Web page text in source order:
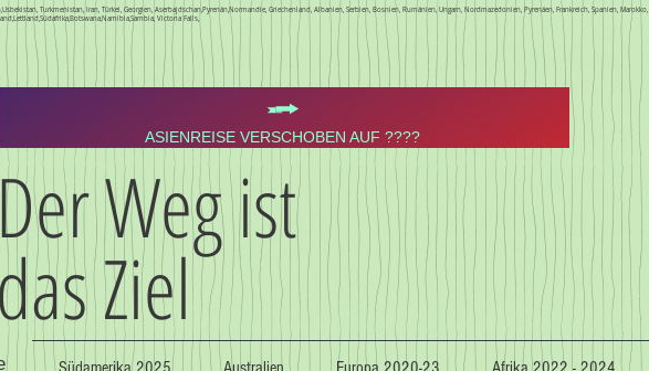
Turkmenistan, Iran, Türkei, Georgien, Aserbajdschan,Pyrenän,Normandie, Griechenland, Albanien, Serbien, Bosnien, Rumänien, Ungarn, Nordmazedonien, Pyrenäen, Frankreich, Spanien, Marokko,
Victoria Falls,
ASIENREISE VERSCHOBEN AUF ????
Weg ist
Ziel